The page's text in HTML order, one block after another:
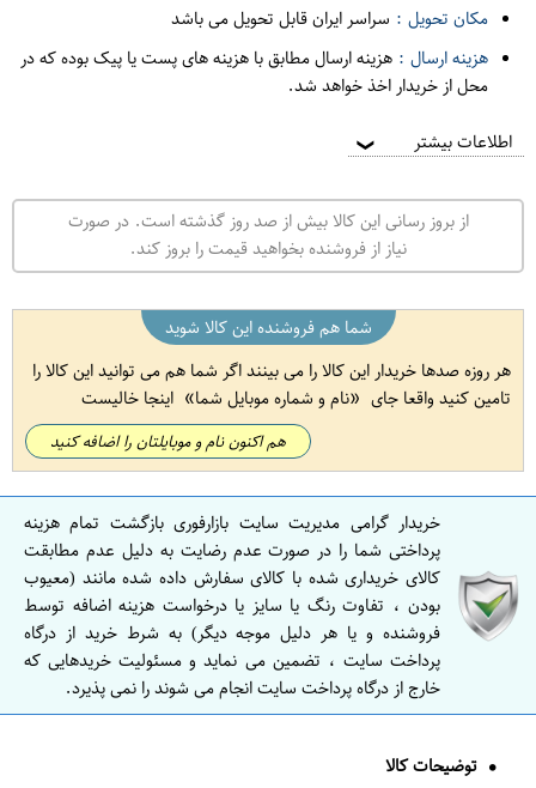
مکان تحویل : سراسر ایران قابل تحویل می باشد
هزینه ارسال : هزینه ارسال مطابق با هزینه های پست یا پیک بوده که در
محل از خریدار اخذ خواهد شد.
اطلاعات بیشتر ❯
از بروز رسانی این کالا بیش از صد روز گذشته است. در صورت
نیاز از فروشنده بخواهید قیمت را بروز کند.
شما هم فروشنده این کالا شوید
هر روزه صدها خریدار این کالا را می بینند اگر شما هم می توانید این کالا را
تامین کنید واقعا جای
نام و شماره موبایل شما اینجا خالیست
هم اکنون نام و موبایلتان را اضافه کنید
خریدار گرامی مدیریت سایت بازارفوری بازگشت تمام هزینه
پرداختی شما را در صورت عدم رضایت به دلیل عدم مطابقت
کالای خریداری شده با کالای سفارش داده شده مانند (معیوب
بودن ، تفاوت رنگ یا سایز یا درخواست هزینه اضافه توسط
فروشنده و یا هر دلیل موجه دیگر) به شرط خرید از درگاه
پرداخت سایت ، تضمین می نماید و مسئولیت خریدهایی که
خارج از درگاه پرداخت سایت انجام می شوند را نمی پذیرد.
توضیحات کالا